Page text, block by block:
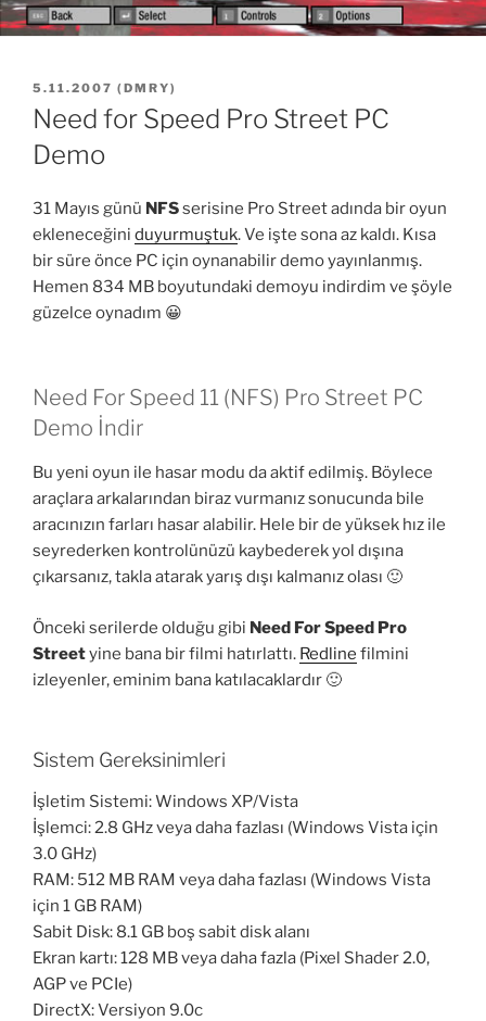
YAYIM
TARIHI
5.11.2007 ( DMRY)
Need for Speed Pro Street PC
Demo
31 Mayıs günü NFSserisine Pro Street adında bir oyun
ekleneceğini duyurmuştuk. Ve işte sona az kaldı. Kısa
bir süre önce PC için oynanabilir demo yayınlanmış.
Hemen 834 MB boyutundaki demoyu indirdim ve şöyle
güzelce oynadım 😀
Need For Speed 11 (NFS) Pro Street PC
Demo İndir
Bu yeni oyun ile hasar modu da aktif edilmiş. Böylece
araçlara arkalarından biraz vurmanız sonucunda bile
aracınızın farları hasar alabilir. Hele bir de yüksek hız ile
seyrederken kontrolünüzü kaybederek yol dışına
çıkarsanız, takla atarak yarış dışı kalmanız olası 🙂
Önceki serilerde olduğu gibi Need For Speed Pro
Streetyine bana bir filmi hatırlattı. Redline filmini
izleyenler, eminim bana katılacaklardır 🙂
Sistem Gereksinimleri
İşletim Sistemi: Windows XP/Vista
İşlemci: 2.8 GHz veya daha fazlası (Windows Vista için
3.0 GHz)
RAM: 512 MB RAM veya daha fazlası (Windows Vista
için 1 GB RAM)
Sabit Disk: 8.1 GB boş sabit disk alanı
Ekran kartı: 128 MB veya daha fazla (Pixel Shader 2.0,
AGP ve PCIe)
DirectX: Versiyon 9.0c